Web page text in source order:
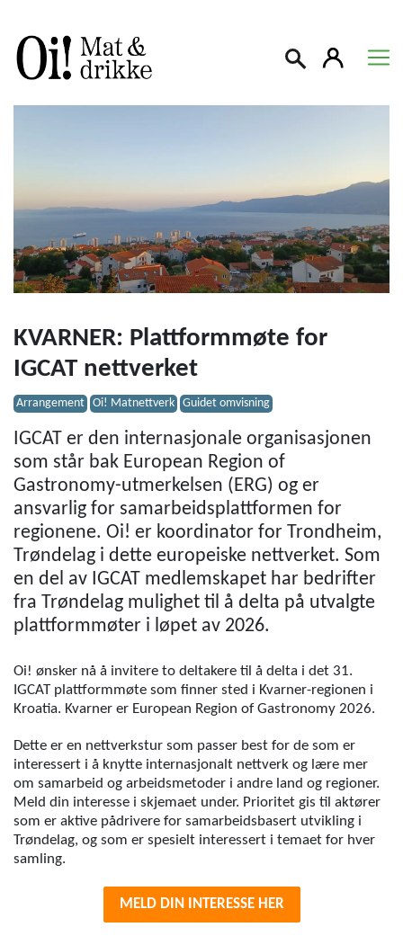
Søk
KVARNER: Plattformmøte for
IGCAT nettverket
Arrangement Oi! Matnettverk Guidet omvisning
IGCAT er den internasjonale organisasjonen
som står bak European Region of
Gastronomy-utmerkelsen (ERG) og er
ansvarlig for samarbeidsplattformen for
regionene. Oi! er koordinator for Trondheim,
Trøndelag i dette europeiske nettverket. Som
en del av IGCAT medlemskapet har bedrifter
fra Trøndelag mulighet til å delta på utvalgte
plattformmøter i løpet av 2026.
Oi! ønsker nå å invitere to deltakere til å delta i det 31.
IGCAT plattformmøte som finner sted i Kvarner-regionen i
Kroatia. Kvarner er European Region of Gastronomy 2026.
Dette er en nettverkstur som passer best for de som er
interessert i å knytte internasjonalt nettverk og lære mer
om samarbeid og arbeidsmetoder i andre land og regioner.
Meld din interesse i skjemaet under. Prioritet gis til aktører
som er aktive pådrivere for samarbeidsbasert utvikling i
Trøndelag, og som er spesielt interessert i temaet for hver
samling.
MELD DIN INTERESSE HER